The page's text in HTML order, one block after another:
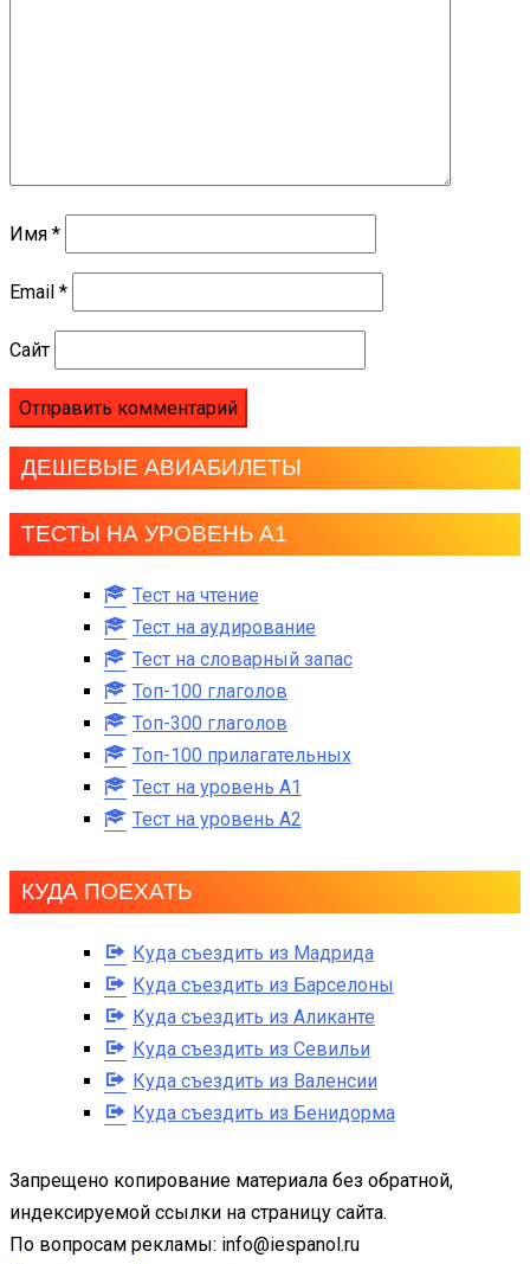
Имя *
Email *
Сайт
ДЕШЕВЫЕ АВИАБИЛЕТЫ
ТЕСТЫ НА УРОВЕНЬ А1
Тест на чтение
Тест на аудирование
Тест на словарный запас
Топ-100 глаголов
Топ-300 глаголов
Топ-100 прилагательных
Тест на уровень A1
Тест на уровень A2
КУДА ПОЕХАТЬ
Куда съездить из Мадрида
Куда съездить из Барселоны
Куда съездить из Аликанте
Куда съездить из Севильи
Куда съездить из Валенсии
Куда съездить из Бенидорма
Запрещено копирование материала без обратной,
индексируемой ссылки на страницу сайта.
По вопросам рекламы: info@iespanol.ru